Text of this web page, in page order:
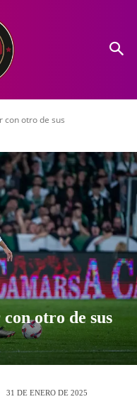
con otro de sus
otro de sus
31 DE ENERO DE 2025